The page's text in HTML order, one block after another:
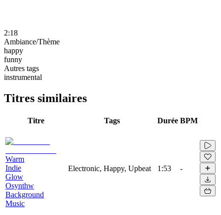
2:18
Ambiance/Thème
happy
funny
Autres tags
instrumental
Titres similaires
Titre Tags Durée BPM
Warm
Indie
Glow
Osynthw
Background
Music
Electronic, Happy, Upbeat 1:53 -